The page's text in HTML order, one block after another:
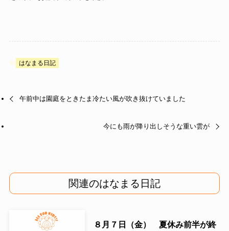
はなまる日記
午前中は園庭をときたま冷たい風が吹き抜けていました
今にも雨が降り出しそうな重い雲が
関連のはなまる日記
８月７日（金） 夏休み前半が終